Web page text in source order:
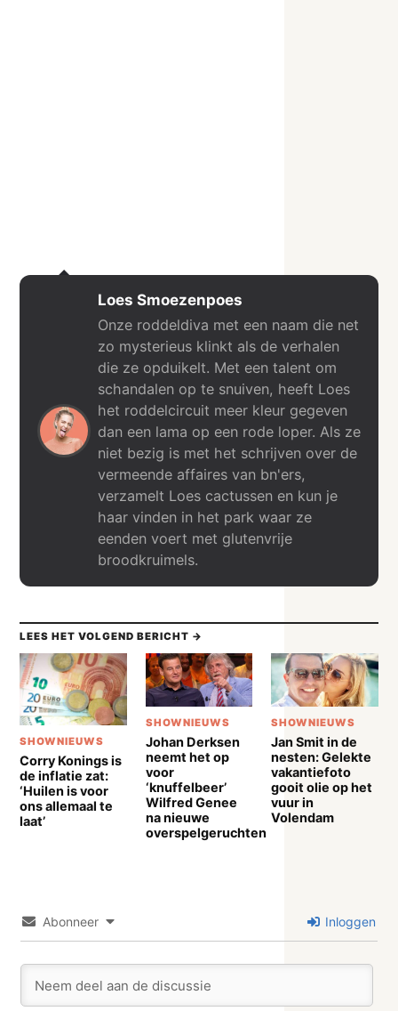
Loes Smoezenpoes
Onze roddeldiva met een naam die net
zo mysterieus klinkt als de verhalen
die ze opduikelt. Met een talent om
schandalen op te snuiven, heeft Loes
het roddelcircuit meer kleur gegeven
dan een lama op een rode loper. Als ze
niet bezig is met het schrijven over de
vermeende affaires van bn'ers,
verzamelt Loes cactussen en kun je
haar vinden in het park waar ze
eenden voert met glutenvrije
broodkruimels.
LEES HET VOLGEND BERICHT →
SHOWNIEUWS
Corry Konings is
de inflatie zat:
‘Huilen is voor
ons allemaal te
laat’
SHOWNIEUWS
Johan Derksen
neemt het op
voor
‘knuffelbeer’
Wilfred Genee
na nieuwe
overspelgeruchten
SHOWNIEUWS
Jan Smit in de
nesten: Gelekte
vakantiefoto
gooit olie op het
vuur in
Volendam
Abonneer Inloggen